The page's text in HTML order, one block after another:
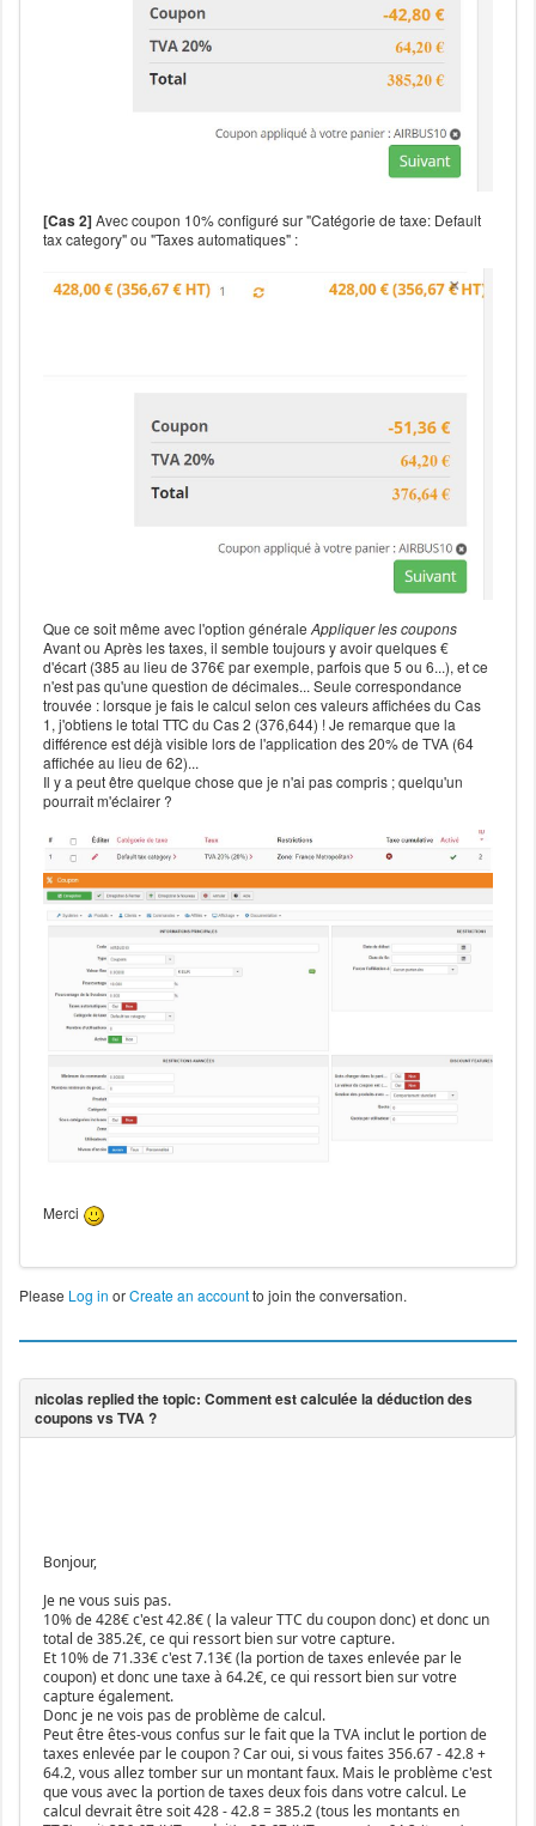
[Cas 2] Avec coupon 10% configuré sur "Catégorie de taxe: Default
tax category" ou "Taxes automatiques" :
Que ce soit même avec l'option générale Appliquer les coupons
Avant ou Après les taxes, il semble toujours y avoir quelques €
d'écart (385 au lieu de 376€ par exemple, parfois que 5 ou 6...), et ce
n'est pas qu'une question de décimales... Seule correspondance
trouvée : lorsque je fais le calcul selon ces valeurs affichées du Cas
1, j'obtiens le total TTC du Cas 2 (376,644) ! Je remarque que la
différence est déjà visible lors de l'application des 20% de TVA (64
affichée au lieu de 62)...
Il y a peut être quelque chose que je n'ai pas compris ; quelqu'un
pourrait m'éclairer ?
Merci
Please Log in orCreate an accountto join the conversation.
Bonjour,
Je ne vous suis pas.
10% de 428€ c'est 42.8€ ( la valeur TTC du coupon donc) et donc un
total de 385.2€, ce qui ressort bien sur votre capture.
Et 10% de 71.33€ c'est 7.13€ (la portion de taxes enlevée par le
coupon) et donc une taxe à 64.2€, ce qui ressort bien sur votre
capture également.
Donc je ne vois pas de problème de calcul.
Peut être êtes-vous confus sur le fait que la TVA inclut le portion de
taxes enlevée par le coupon ? Car oui, si vous faites 356.67 - 42.8 +
64.2, vous allez tomber sur un montant faux. Mais le problème c'est
que vous avec la portion de taxes deux fois dans votre calcul. Le
calcul devrait être soit 428 - 42.8 = 385.2 (tous les montants en